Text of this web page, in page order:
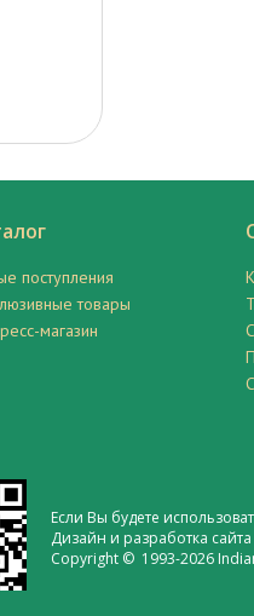
поступления
товары
магазин
Если Вы будете
Дизайн и разработка
Copyright © 1993-2026